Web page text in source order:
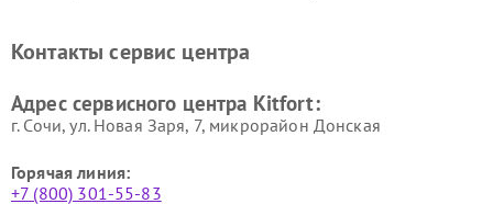
Kitfort
Kitfort
Kitfort
Kitfort
Контакты сервис центра
Адрес сервисного центра Kitfort:
г. Сочи, ул. Новая Заря, 7, микрорайон Донская
Горячая линия:
+7 (800) 301-55-83